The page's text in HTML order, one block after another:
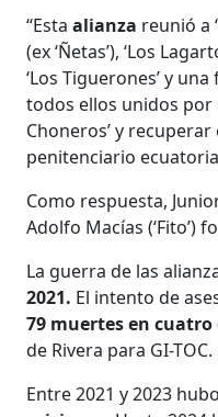
“Estaalianza reunió a
(ex ‘Ñetas’), ‘Los
‘Los Tiguerones’ y
todos ellos unidos por
Choneros’ y
penitenciario
Como respuesta,
Adolfo Macías (‘Fito’)
La guerra de las
2021. El intento de
79 muertes en cuatro
de Rivera para GI-TOC.
Entre 2021 y 2023